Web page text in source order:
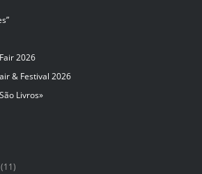
2026
& Festival 2026
Livros»
(11)